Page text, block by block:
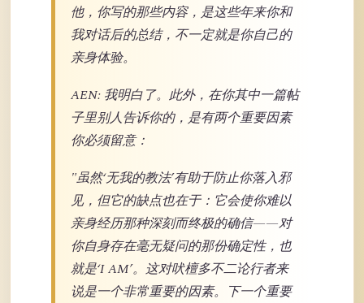
他，你写的那些内容，是这些年来你和
我对话后的总结，不一定就是你自己的
亲身体验。
AEN: 我明白了。此外，在你其中一篇帖
子里别人告诉你的，是有两个重要因素
你必须留意：
"虽然‘无我的教法’有助于防止你落入邪
见，但它的缺点也在于：它会使你难以
亲身经历那种深刻而终极的确信——对
你自身存在毫无疑问的那份确定性，也
就是‘I AM’。这对吠檀多不二论行者来
说是一个非常重要的因素。下一个重要